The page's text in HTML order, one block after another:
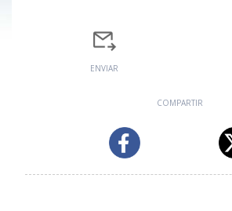
ENVIAR
COMPARTIR